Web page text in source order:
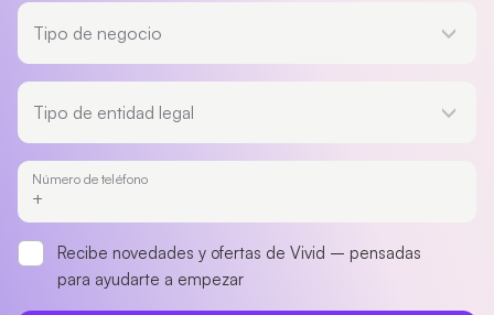
Tipo de negocio
Tipo de entidad legal
Número de teléfono
Recibe novedades y ofertas de Vivid – pensadas
para ayudarte a empezar